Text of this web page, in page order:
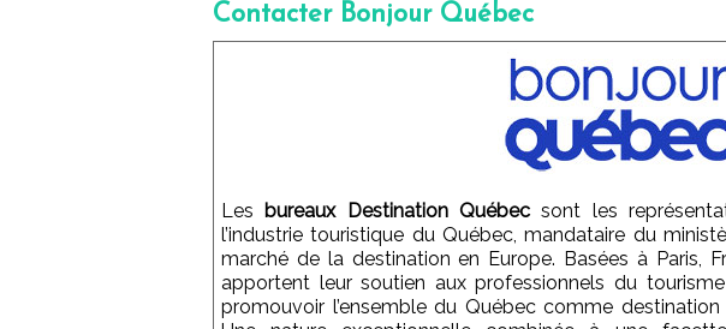
Contacter Bonjour Québec
Les bureaux Destination Québecsont les
l’industrie touristique du Québec, mandataire du
marché de la destination en Europe. Basées à Paris,
apportent leur soutien aux professionnels du
promouvoir l’ensemble du Québec comme